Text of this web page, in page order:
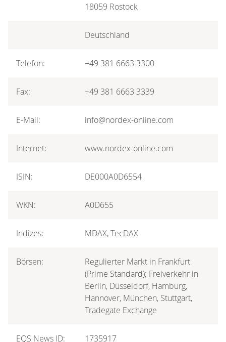
18059 Rostock
Deutschland
Telefon: +49 381 6663 3300
Fax: +49 381 6663 3339
E-Mail: info@nordex-online.com
Internet: www.nordex-online.com
ISIN: DE000A0D6554
WKN: A0D655
Indizes: MDAX, TecDAX
Börsen:
Regulierter Markt in Frankfurt
(Prime Standard); Freiverkehr in
Berlin, Düsseldorf, Hamburg,
Hannover, München, Stuttgart,
Tradegate Exchange
EQS News ID: 1735917